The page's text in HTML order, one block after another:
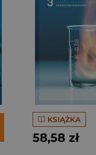
KSIĄŻKA
58,58 zł